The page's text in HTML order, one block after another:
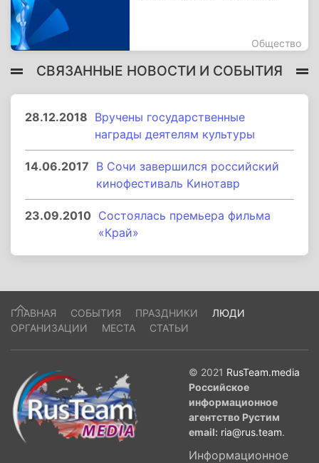
Общество
СВЯЗАННЫЕ НОВОСТИ И СОБЫТИЯ
28.12.2018 Вручены государственные
награды деятелям культуры
14.06.2017 В Сочи завершился российский
кинофестиваль Кинотавр
23.09.2010 Состоялась премьера фильма
«Край»
ГЛАВНАЯ СОБЫТИЯ ПРАЗДНИКИ
ЛЮДИ
ОРГАНИЗАЦИИ
МЕСТА СТАТЬИ
© 2021 RusTeam.media
Российское
информационное
агентство Рустим
email: ria@rus.team.
Информационное